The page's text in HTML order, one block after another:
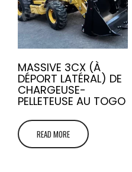
MASSIVE 3CX (À
DÉPORT LATÉRAL) DE
CHARGEUSE-
PELLETEUSE AU TOGO
READ MORE